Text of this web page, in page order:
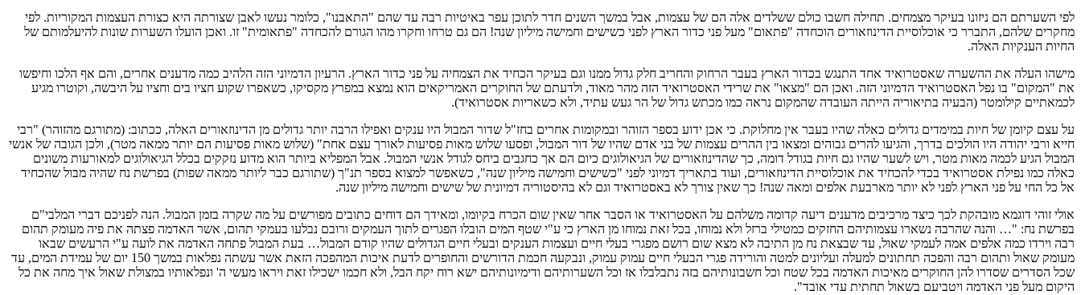
לפי השערתם הם ניזונו בעיקר מצמחים. תחילה חשבו כולם ששלדים אלה הם של עצמות, אבל במשך השנים חדר לתוכן עפר באיטיות רבה עד שהם "התאבנו", כלומר נעשו לאבן שצורתה היא כצורת העצמות המקוריות. לפי
מחקרים שלהם, התברר כי אוכלוסיית הדינוזאורים הוכחדה "פתאום" מעל פני כדור הארץ לפני כשישים וחמישה מיליון שנה! הם גם טרחו וחקרו מהו הגורם להכחדה "פתאומית" זו. ואכן הועלו השערות שונות להיעלמותם של
החיות הענקיות האלה.
מישהו העלה את ההשערה שאסטרואיד אחד התנגש בכדור הארץ בעבר הרחוק והחריב חלק גדול ממנו וגם בעיקר הכחיד את הצמחיה על פני כדור הארץ. הרעיון הדמיוני הזה הלהיב כמה מדענים אחרים, והם אף הלכו וחיפשו
את "המקום" בו נפל האסטרואיד הדמיוני הזה. ואכן הם "מצאו" את שרידי האסטרואיד הזה מהר מאוד, ולדעתם של החוקרים האמריקאים הוא נמצא במפרץ מקסיקו, כשאפרו שקוע חציו בים וחציו על היבשה, וקוטרו מגיע
לכמאתיים קילומטר (הבעיה בתיאוריה הייתה העובדה שהמקום נראה כמו מכתש גדול של הר געש עתיד, ולא כשאריות אסטרואיד).
על עצם קיומן של חיות במימדים גדולים כאלה שהיו בעבר אין מחלוקת. כי אכן ידוע בספר הזוהר ובמקומות אחרים בחז"ל שדור המבול היו ענקים ואפילו הרבה יותר גדולים מן הדינוזאורים האלה, ככתוב: (מתורגם מהזוהר) "רבי
חייא ורבי יהודה היו הולכים בדרך, והגיעו להרים גבוהים ומצאו בין ההרים עצמות של בני אדם שהיו של דור המבול, ופסעו שלוש מאות פסיעות לאורך עצם אחת" (שלוש מאות פסיעות הם יותר ממאה מטר), ולכן הגובה של אנשי
המבול הגיע לכמה מאות מטר, ויש לשער שהיו גם חיות בגודל דומה, כך שהדינוזאורים של הגיאולוגים כיום הם אך כחגבים ביחס לגודל אנשי המבול. אבל המפליא ביותר הוא מדוע נזקקים בכלל הגיאולוגים למאורעות משונים
כאלה כמו נפילת אסטרואיד בכדי להכחיד את אוכלוסיית הדינוזאורים, ועוד בתאריך דמיוני לפני "כשישים וחמישה מיליון שנה", כשאפשר למצוא בספר תנ"ך (שתורגם כבר ליותר ממאה שפות) בפרשת נח שהיה מבול שהכחיד
אל כל החי על פני הארץ לפני לא יותר מארבעת אלפים ומאה שנה! כך שאין צורך לא באסטרואיד וגם לא בהיסטוריה דמיונית של שישים וחמישה מיליון שנה.
אולי זוהי דוגמא מובהקת לכך כיצד מרכיבים מדענים דיעה קדומה משלהם על האסטרואיד או הסבר אחר שאין שום הכרח בקיומו, ומאידך הם דוחים כתובים מפורשים על מה שקרה בזמן המבול. הנה לפניכם דברי המלבי"ם
בפרשת נח: "… והנה שהרבה נשארו עצמותיהם החזקים כמטילי ברזל ולא נמוחו, בכל זאת נמוחו מן הארץ כי ע"י שטף המים הובלו הפגרים לתוך העמקים ורובם נבלעו בעמקי תהום, אשר האדמה פצתה את פיה מעומק תהום
רבה וירדו כמה אלפים אמה לעמקי שאול, עד שבצאת נח מן התיבה לא מצא שום רושם מפגרי בעלי חיים ועצמות הענקים ובעלי חיים הגדולים שהיו קודם המבול… בעת המבול פתחה האדמה את לועה ע"י הרעשים שבאו
מעומק שאול ותהום רבה והפכה תחתונים למעלה ועליונים למטה והורידה פגרי הבעלי חיים עמוק עמוק, ונבקעה חכמת הדורשים והחופרים לדעת איכות המהפכה הזאת אשר עשתה נפלאות במשך 150 יום של עמידת המים, עד
שכל הסדרים שסדרו להן החוקרים מאיכות האדמה בכל שטח וכל חשבונותיהם בזה נתבלבלו אז וכל השערותיהם ודימיונותיהם ישא רוח יקח הבל, ולא חכמו ישכילו זאת ויראו מעשי ה' ונפלאותיו במצולת שאול איך מחה את כל
היקום מעל פני האדמה ויטביעם בשאול תחתית עדי אובד".